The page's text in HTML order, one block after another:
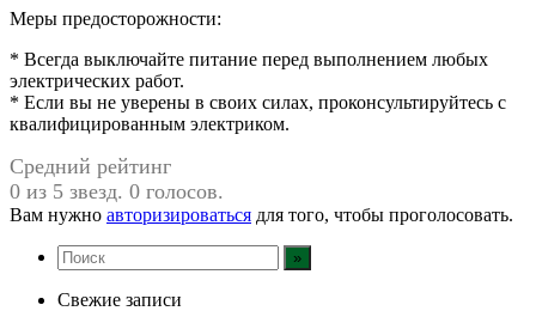
Меры предосторожности:
* Всегда выключайте питание перед выполнением любых
электрических работ.
* Если вы не уверены в своих силах, проконсультируйтесь с
квалифицированным электриком.
Средний рейтинг
0 из 5 звезд. 0 голосов.
Вам нужно авторизироваться для того, чтобы проголосовать.
Свежие записи